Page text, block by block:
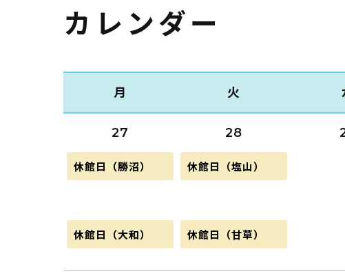
カレンダー
月 火
27 28
月
曜
27th
2026
休館日（勝沼） 火
曜
28th
2026
休館日（塩山）
月
曜
7
休館日（大和） 火
曜
7
休館日（甘草）